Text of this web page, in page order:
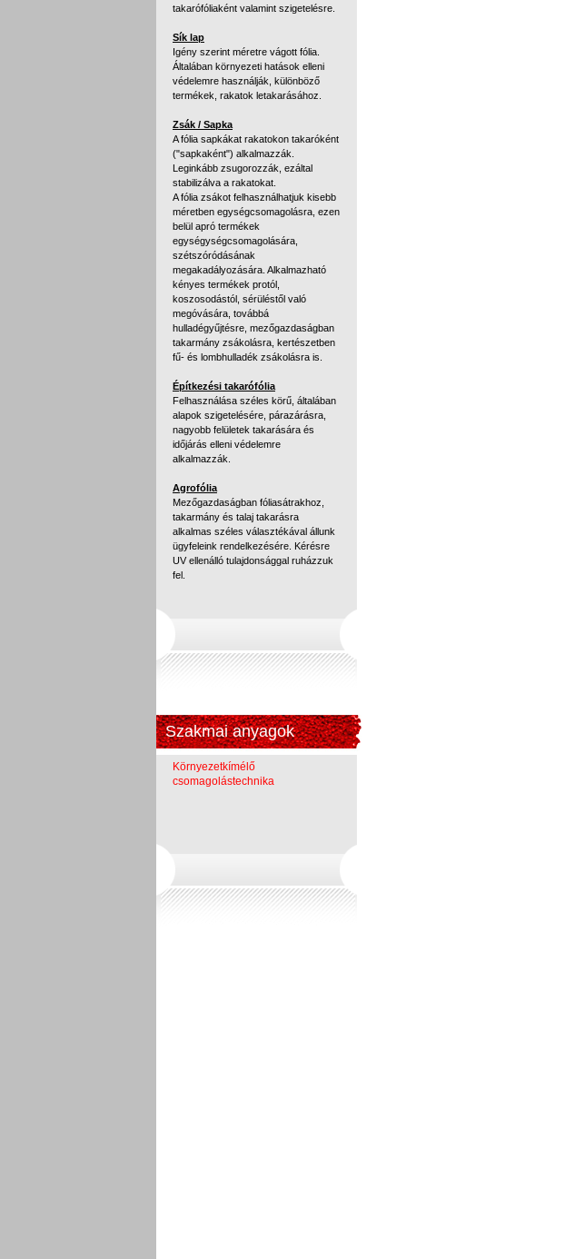
takarófóliaként valamint szigetelésre.
Sík lap
Igény szerint méretre vágott fólia.
Általában környezeti hatások elleni
védelemre használják, különböző
termékek, rakatok letakarásához.
Zsák / Sapka
A fólia sapkákat rakatokon takaróként
("sapkaként") alkalmazzák.
Leginkább zsugorozzák, ezáltal
stabilizálva a rakatokat.
A fólia zsákot felhasználhatjuk kisebb
méretben egységcsomagolásra, ezen
belül apró termékek
egységységcsomagolására,
szétszóródásának
megakadályozására. Alkalmazható
kényes termékek protól,
koszosodástól, sérüléstől való
megóvására, továbbá
hulladégyűjtésre, mezőgazdaságban
takarmány zsákolásra, kertészetben
fű- és lombhulladék zsákolásra is.
Építkezési takarófólia
Felhasználása széles körű, általában
alapok szigetelésére, párazárásra,
nagyobb felületek takarására és
időjárás elleni védelemre
alkalmazzák.
Agrofólia
Mezőgazdaságban fóliasátrakhoz,
takarmány és talaj takarásra
alkalmas széles választékával állunk
ügyfeleink rendelkezésére. Kérésre
UV ellenálló tulajdonsággal ruházzuk
fel.
Szakmai anyagok
Környezetkímélő
csomagolástechnika